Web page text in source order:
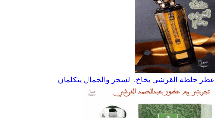
عطر خلطة القرشي بخاخ: السحر والجمال يتكلمان